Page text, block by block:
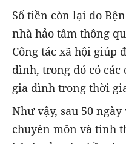
Số tiền còn lại do
nhà hảo tâm thông
Công tác xã hội giúp
đình, trong đó có
gia đình trong thời
Như vậy, sau 50
chuyên môn và tinh